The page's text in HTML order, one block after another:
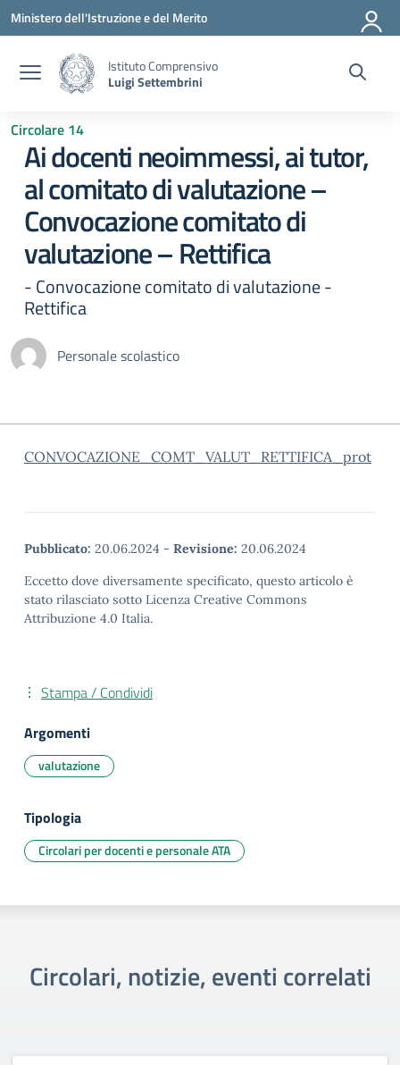
Vai ai contenuti
Vai al menu di navigazione
Vai al footer
Ministero dell'Istruzione e del Merito
Istituto Comprensivo
Luigi Settembrini
Circolare 14
Ai docenti neoimmessi, ai tutor,
al comitato di valutazione –
Convocazione comitato di
valutazione – Rettifica
- Convocazione comitato di valutazione -
Rettifica
Personale scolastico
CONVOCAZIONE_COMT_VALUT_RETTIFICA_prot
Pubblicato: 20.06.2024 - Revisione: 20.06.2024
Eccetto dove diversamente specificato, questo articolo è
stato rilasciato sotto Licenza Creative Commons
Attribuzione 4.0 Italia.
Stampa / Condividi
Argomenti
valutazione
Tipologia
Circolari per docenti e personale ATA
Circolari, notizie, eventi correlati